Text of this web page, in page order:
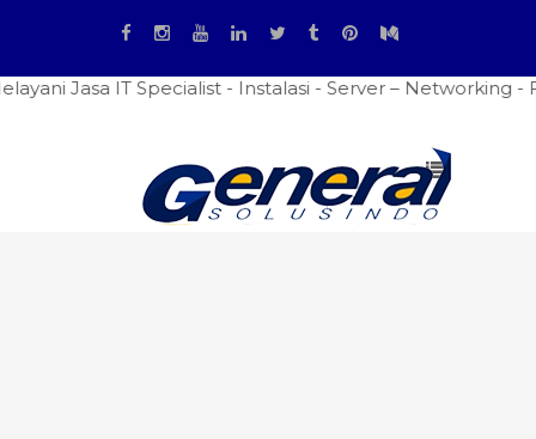
IT Specialist - Instalasi - Server – Networking - Firewall